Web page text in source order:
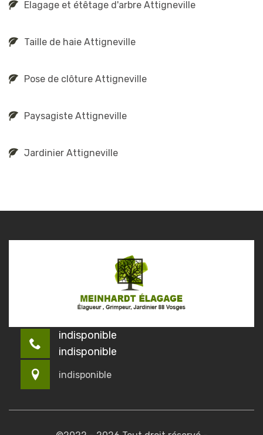
Elagage et étêtage d'arbre Attigneville
Taille de haie Attigneville
Pose de clôture Attigneville
Paysagiste Attigneville
Jardinier Attigneville
indisponible
indisponible
indisponible